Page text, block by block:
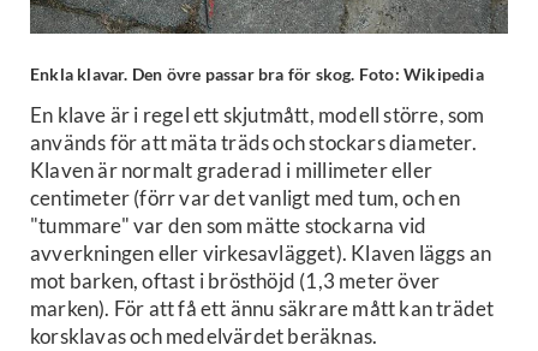
Enkla klavar. Den övre passar bra för skog. Foto: Wikipedia
En klave är i regel ett skjutmått, modell större, som
används för att mäta träds och stockars diameter.
Klaven är normalt graderad i millimeter eller
centimeter (förr var det vanligt med tum, och en
"tummare" var den som mätte stockarna vid
avverkningen eller virkesavlägget). Klaven läggs an
mot barken, oftast i brösthöjd (1,3 meter över
marken). För att få ett ännu säkrare mått kan trädet
korsklavas och medelvärdet beräknas.